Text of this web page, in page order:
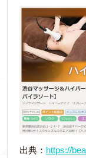
出典： https://